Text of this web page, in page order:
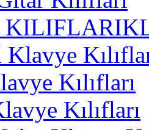
KILIFLARI
Kılıfları
Kılıfları